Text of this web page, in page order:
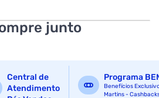
junto
Central de
Atendimento
Programa
Benefícios
Martins -